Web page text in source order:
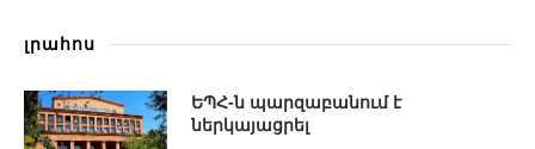
լրահոս
ԵՊՀ-ն պարզաբանում է
ներկայացրել